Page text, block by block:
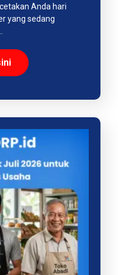
Anda hari
yang sedang